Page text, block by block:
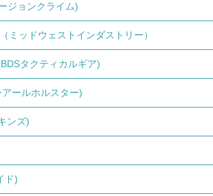
ジョンクライム)
ミッドウェストインダストリー）
タクティカルギア)
ールホルスター)
ンズ)
ド)